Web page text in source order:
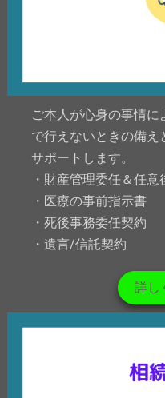
ご本人が心身の事情
で行えないときの備え
サポートします。
・財産管理委任＆任意
・医療の事前指示書
・死後事務委任契約
・遺言/信託契約
詳し